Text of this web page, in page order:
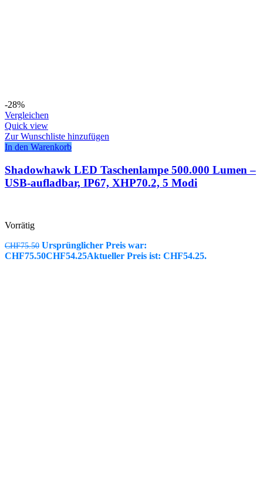
-28%
Vergleichen
Quick view
Zur Wunschliste hinzufügen
In den Warenkorb
Shadowhawk LED Taschenlampe 500.000 Lumen –
USB-aufladbar, IP67, XHP70.2, 5 Modi
Vorrätig
CHF75.50 Ursprünglicher Preis war:
CHF75.50CHF54.25Aktueller Preis ist: CHF54.25.